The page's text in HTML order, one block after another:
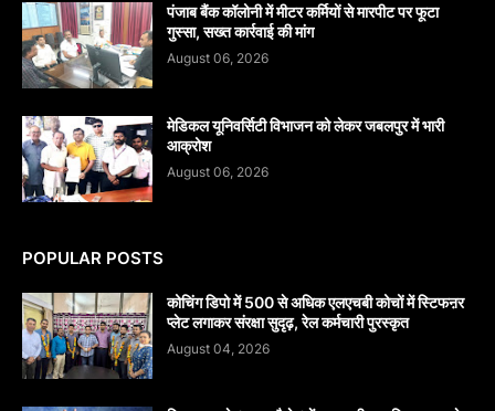
पंजाब बैंक कॉलोनी में मीटर कर्मियों से मारपीट पर फूटा
गुस्सा, सख्त कार्रवाई की मांग
August 06, 2026
मेडिकल यूनिवर्सिटी विभाजन को लेकर जबलपुर में भारी
आक्रोश
August 06, 2026
POPULAR POSTS
कोचिंग डिपो में 500 से अधिक एलएचबी कोचों में स्टिफऩर
प्लेट लगाकर संरक्षा सुदृढ़, रेल कर्मचारी पुरस्कृत
August 04, 2026